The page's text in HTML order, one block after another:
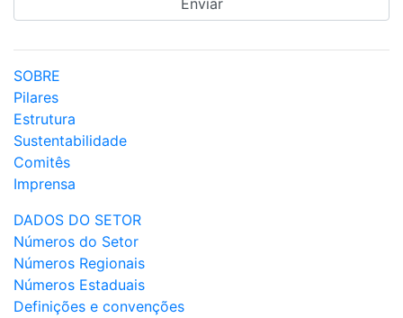
SOBRE
Pilares
Estrutura
Sustentabilidade
Comitês
Imprensa
DADOS DO SETOR
Números do Setor
Números Regionais
Números Estaduais
Definições e convenções